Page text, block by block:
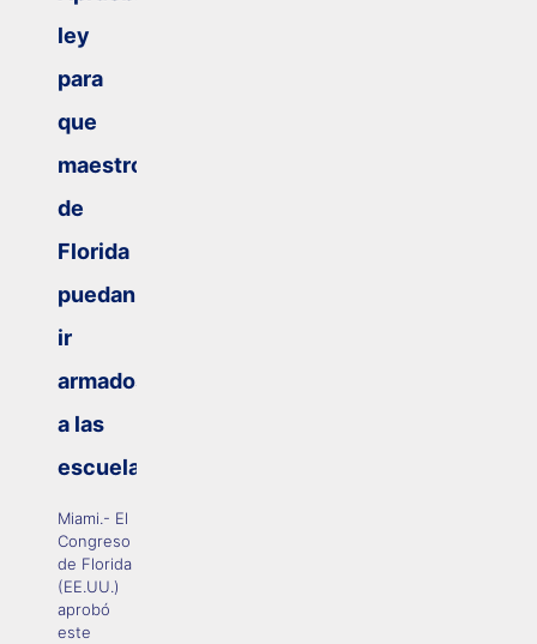
ley
para
que
maestros
de
Florida
puedan
ir
armados
a las
escuelas
Miami.- El
Congreso
de Florida
(EE.UU.)
aprobó
este